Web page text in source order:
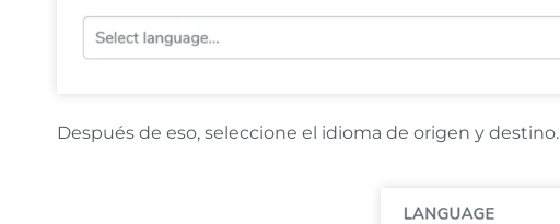
Después de eso, seleccione el idioma de origen y destino.